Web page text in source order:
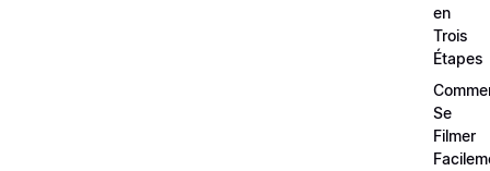
en
Trois
Étapes
Se
Filmer